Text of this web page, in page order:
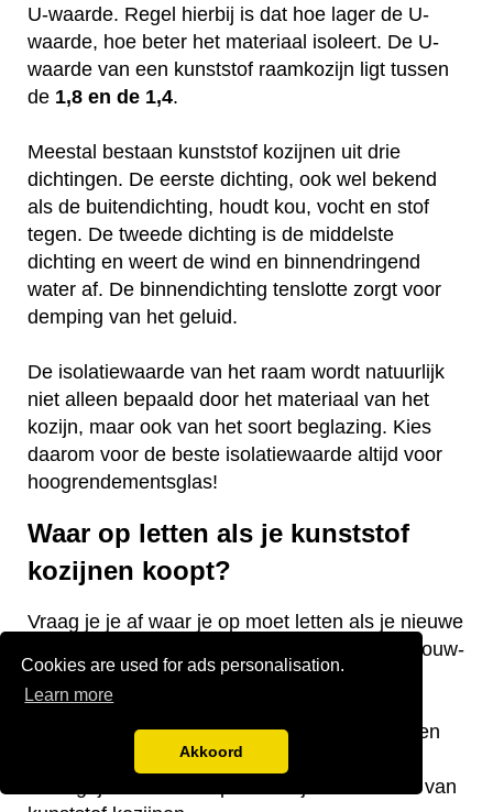
Cookies are used for ads personalisation.
Learn more
Akkoord
U-waarde. Regel hierbij is dat hoe lager de U-
waarde, hoe beter het materiaal isoleert. De U-
waarde van een kunststof raamkozijn ligt tussen
de 1,8 en de 1,4.
Meestal bestaan kunststof kozijnen uit drie
dichtingen. De eerste dichting, ook wel bekend
als de buitendichting, houdt kou, vocht en stof
tegen. De tweede dichting is de middelste
dichting en weert de wind en binnendringend
water af. De binnendichting tenslotte zorgt voor
demping van het geluid.
De isolatiewaarde van het raam wordt natuurlijk
niet alleen bepaald door het materiaal van het
kozijn, maar ook van het soort beglazing. Kies
daarom voor de beste isolatiewaarde altijd voor
hoogrendementsglas!
Waar op letten als je kunststof
kozijnen koopt?
Vraag je je af waar je op moet letten als je nieuwe
kunststof kozijnen gaat kopen voor je nieuwbouw-
of bestaande woning? Wij hebben een aantal
nuttige tips voor je! De keurmerken van de
kozijnen, welke isolatiewaarde je nodig hebt en
welk raamtype je wilt laten plaatsen zijn
belangrijke aandachtspunten bij de aanschaf van